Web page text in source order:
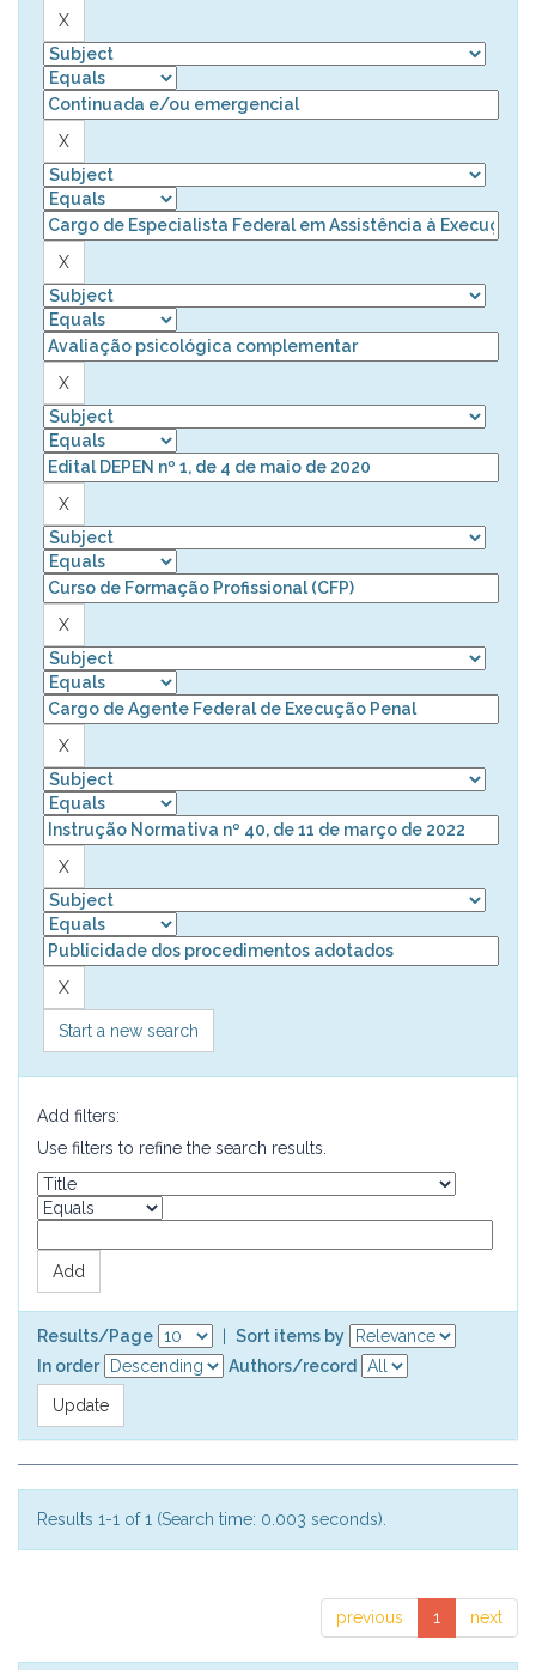
Start a new search
Add filters:
Use filters to refine the search results.
Results/Page
Sort items by
In order
Authors/record
Results 1-1 of 1 (Search time: 0.003 seconds).
previous 1 next